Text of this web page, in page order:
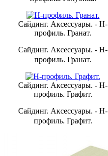
Сайдинг. Аксессуары. - H-
профиль. Гранат.
Сайдинг. Аксессуары. - H-
профиль. Гранат.
Сайдинг. Аксессуары. - H-
профиль. Графит.
Сайдинг. Аксессуары. - H-
профиль. Графит.